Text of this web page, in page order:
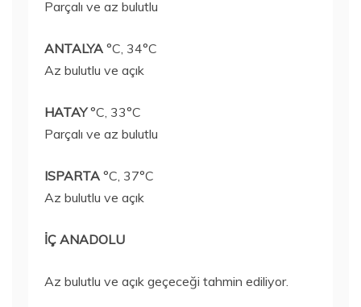
Parçalı ve az bulutlu
ANTALYA °C, 34°C
Az bulutlu ve açık
HATAY°C, 33°C
Parçalı ve az bulutlu
ISPARTA °C, 37°C
Az bulutlu ve açık
İÇ ANADOLU
Az bulutlu ve açık geçeceği tahmin ediliyor.